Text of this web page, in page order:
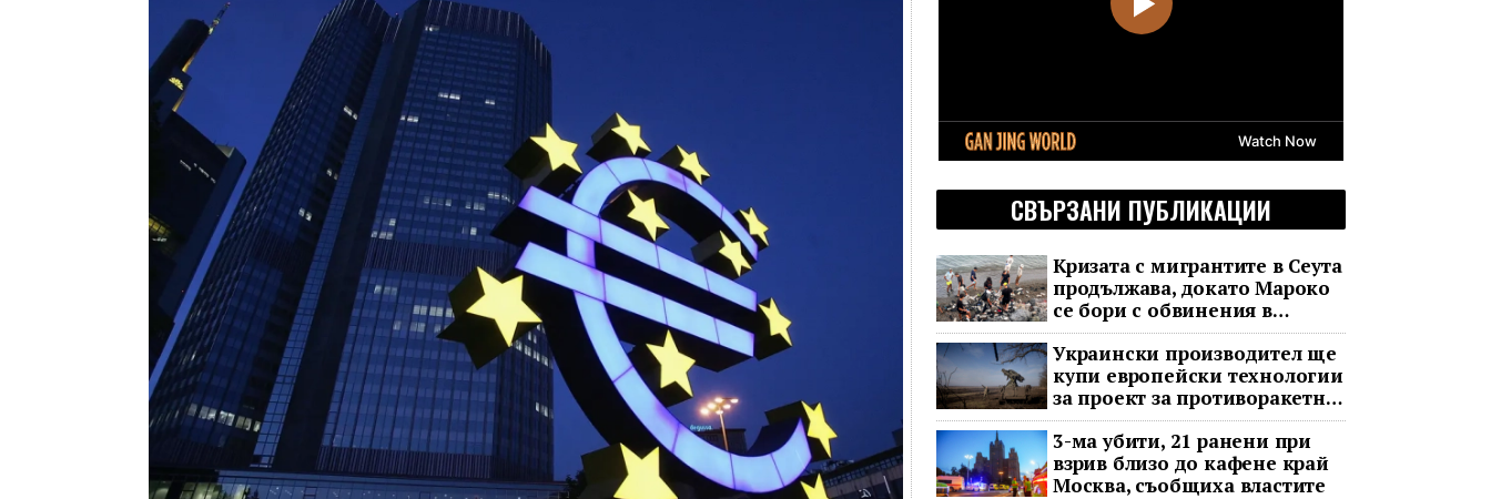
СВЪРЗАНИ ПУБЛИКАЦИИ
Кризата с мигрантите в Сеута
продължава, докато Мароко
се бори с обвинения в
чужбина и с гнева у дома
Украински производител ще
купи европейски технологии
за проект за противоракетна
отбрана
3-ма убити, 21 ранени при
взрив близо до кафене край
Москва, съобщиха властите